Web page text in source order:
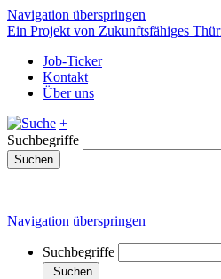
Navigation überspringen
Ein Projekt von Zukunftsfähiges
Job-Ticker
Kontakt
Über uns
+
Suchbegriffe
Suchen
Navigation überspringen
Suchbegriffe
Suchen